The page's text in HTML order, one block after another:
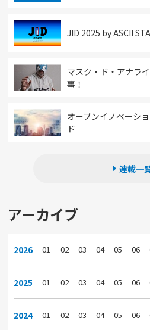
JID 2025 by ASCII
マスク・ド・アナラ
事！
オープンイノベーシ
ド
連載一
アーカイブ
2026 01 02 03 04 05 06
2025 01 02 03 04 05 06
2024 01 02 03 04 05 06